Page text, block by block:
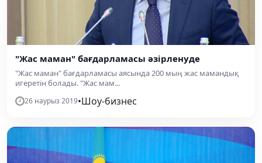
"Жас маман" бағдарламасы әзірленуде
"Жас маман" бағдарламасы аясында 200 мың жас мамандық
игеретін болады. "Жас мам...
26 наурыз 2019•Шоу-бизнес